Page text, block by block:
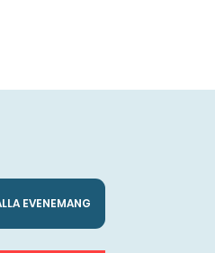
EVENEMANG